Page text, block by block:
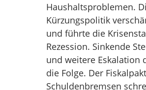
Haushaltsproblemen.
Kürzungspolitik
und führte die
Rezession. Sinkende
und weitere Eskalation
die Folge. Der
Schuldenbremsen